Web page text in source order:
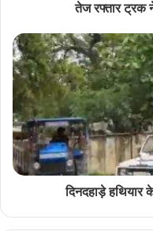
तेज रफ्तार ट्रक
दिनदहाड़े